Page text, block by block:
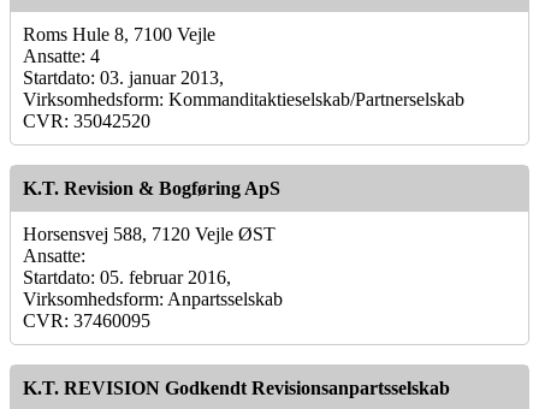
Roms Hule 8, 7100 Vejle
Ansatte: 4
Startdato: 03. januar 2013,
Virksomhedsform: Kommanditaktieselskab/Partnerselskab
CVR: 35042520
K.T. Revision & Bogføring ApS
Horsensvej 588, 7120 Vejle ØST
Ansatte:
Startdato: 05. februar 2016,
Virksomhedsform: Anpartsselskab
CVR: 37460095
K.T. REVISION Godkendt Revisionsanpartsselskab